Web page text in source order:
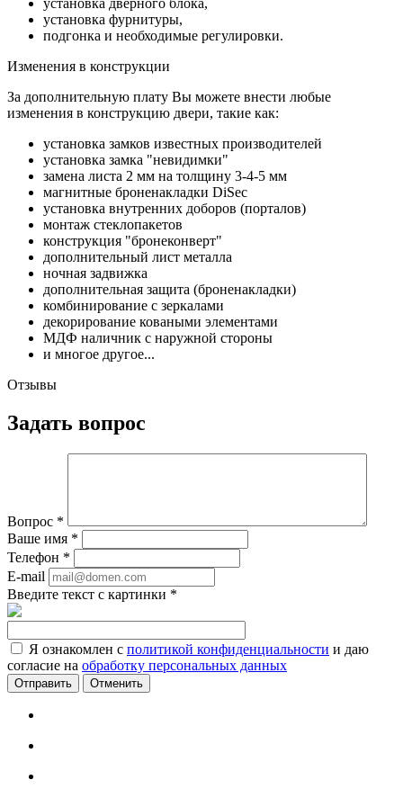
установка дверного блока,
установка фурнитуры,
подгонка и необходимые регулировки.
Изменения в конструкции
За дополнительную плату Вы можете внести любые
изменения в конструкцию двери, такие как:
установка замков известных производителей
установка замка "невидимки"
замена листа 2 мм на толщину 3-4-5 мм
магнитные броненакладки DiSec
установка внутренних доборов (порталов)
монтаж стеклопакетов
конструкция "бронеконверт"
дополнительный лист металла
ночная задвижка
дополнительная защита (броненакладки)
комбинирование с зеркалами
декорирование коваными элементами
МДФ наличник с наружной стороны
и многое другое...
Отзывы
Задать вопрос
Вопрос *
Ваше имя *
Телефон *
E-mail
Введите текст с картинки *
Я ознакомлен с политикой конфиденциальности и даю
согласие на обработку персональных данных
Отменить